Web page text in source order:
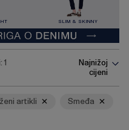
SLIM & SKINNY
1
Najnižoj
cijeni
artikli Smeđa